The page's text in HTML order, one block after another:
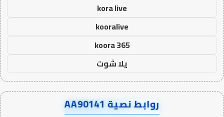
kora live
kooralive
koora 365
يلا شوت
روابط نصية AA90141